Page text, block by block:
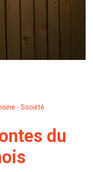
- Société
du